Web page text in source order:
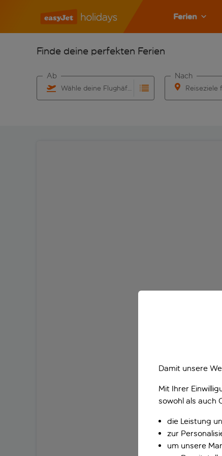
Ferien
Finde deine perfekten Ferien
Wähle deine Flughäfen
Ab
Reiseziele
Nach
Damit unsere
Mit Ihrer
sowohl als auch
die Leistung
zur
um unsere